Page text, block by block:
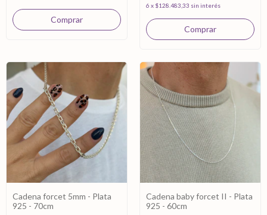
6 x $128.483,33 sin interés
Cadena forcet 5mm - Plata
925 - 70cm
Cadena baby forcet II - Plata
925 - 60cm